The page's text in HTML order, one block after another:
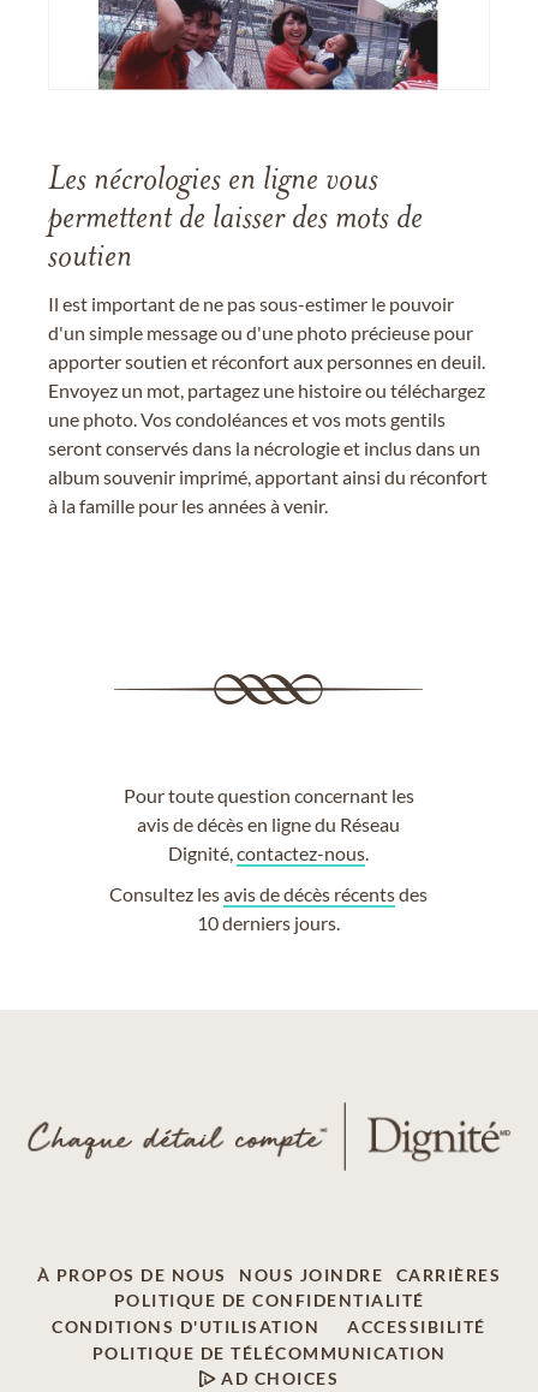
Les nécrologies en ligne vous
permettent de laisser des mots de
soutien
Il est important de ne pas sous-estimer le pouvoir
d'un simple message ou d'une photo précieuse pour
apporter soutien et réconfort aux personnes en deuil.
Envoyez un mot, partagez une histoire ou téléchargez
une photo. Vos condoléances et vos mots gentils
seront conservés dans la nécrologie et inclus dans un
album souvenir imprimé, apportant ainsi du réconfort
à la famille pour les années à venir.
Pour toute question concernant les
avis de décès en ligne du Réseau
Dignité,contactez-nous
Consultez lesavis de décès récentsdes
10 derniers jours.
À PROPOS DE NOUS NOUS JOINDRE
CARRIÈRES
POLITIQUE DE CONFIDENTIALITÉ
CONDITIONS D'UTILISATION
ACCESSIBILITÉ
POLITIQUE DE TÉLÉCOMMUNICATION
AD CHOICES